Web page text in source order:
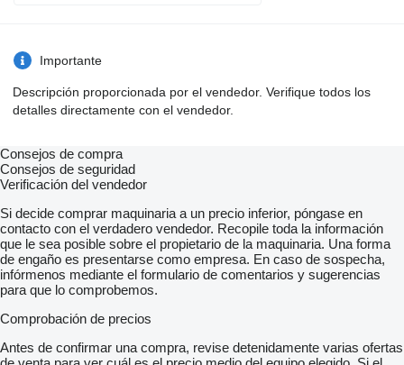
Importante
Descripción proporcionada por el vendedor. Verifique todos los
detalles directamente con el vendedor.
Consejos de compra
Consejos de seguridad
Verificación del vendedor
Si decide comprar maquinaria a un precio inferior, póngase en
contacto con el verdadero vendedor. Recopile toda la información
que le sea posible sobre el propietario de la maquinaria. Una forma
de engaño es presentarse como empresa. En caso de sospecha,
infórmenos mediante el formulario de comentarios y sugerencias
para que lo comprobemos.
Comprobación de precios
Antes de confirmar una compra, revise detenidamente varias ofertas